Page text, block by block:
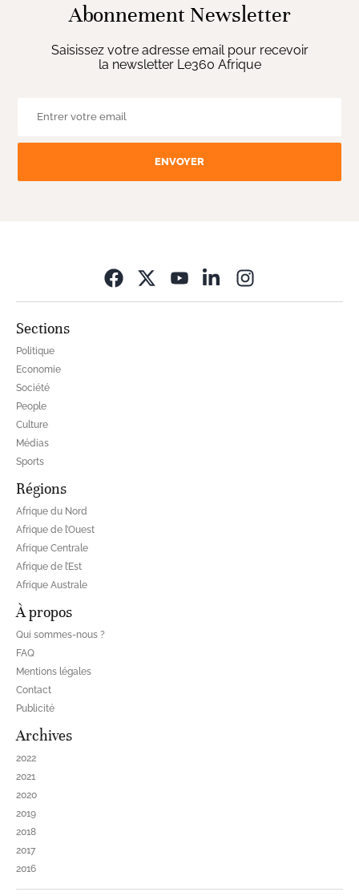
Abonnement Newsletter
Saisissez votre adresse email pour recevoir
la newsletter Le360 Afrique
ENVOYER
Sections
Politique
Economie
Société
People
Culture
Médias
Sports
Régions
Afrique du Nord
Afrique de l’Ouest
Afrique Centrale
Afrique de l’Est
Afrique Australe
À propos
Qui sommes-nous ?
FAQ
Mentions légales
Contact
Publicité
Archives
2022
2021
2020
2019
2018
2017
2016